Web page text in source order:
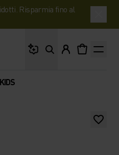
Risparmia fino al